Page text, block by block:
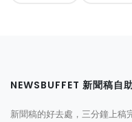
NEWSBUFFET 新聞稿自
新聞稿的好去處，三分鐘上稿